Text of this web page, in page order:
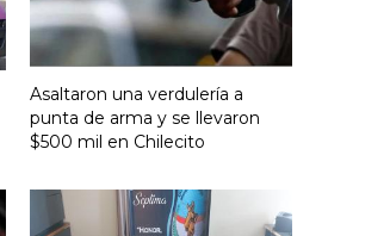
Asaltaron una verdulería a
punta de arma y se llevaron
$500 mil en Chilecito